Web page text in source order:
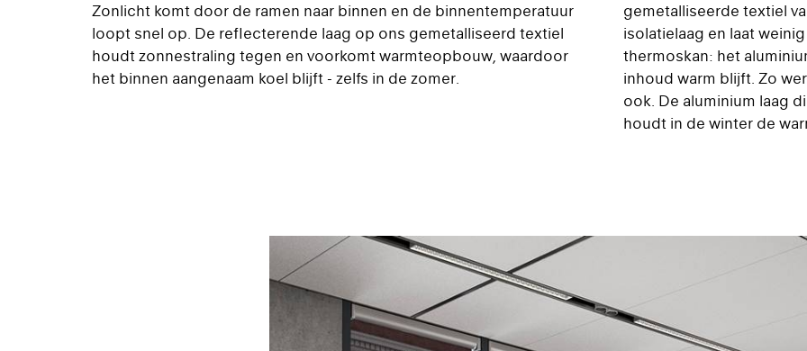
Zonlicht komt door de ramen naar binnen en de binnentemperatuur
loopt snel op. De reflecterende laag op ons gemetalliseerd textiel
houdt zonnestraling tegen en voorkomt warmteopbouw, waardoor
het binnen aangenaam koel blijft - zelfs in de zomer.
gemetalliseerde textiel
isolatielaag en laat
thermoskan: het
inhoud warm blijft. Zo
ook. De aluminium laag
houdt in de winter de